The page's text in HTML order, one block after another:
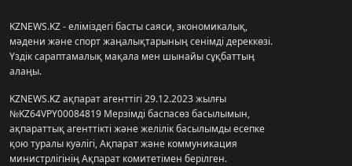
KZNEWS.KZ - еліміздегі басты саяси, экономикалық,
мәдени және спорт жаңалықтарының сенімді дереккөзі.
Үздік сараптамалық мақала мен шынайы сұқбаттың
алаңы.
KZNEWS.KZ ақпарат агенттігі 29.12.2023 жылғы
№KZ64VPY00084819 Мерзімді баспасөз басылымын,
ақпараттық агенттікті және желілік басылымды есепке
қою туралы куәлігі, Ақпарат және коммуникация
министрлігінің Ақпарат комитетімен берілген.